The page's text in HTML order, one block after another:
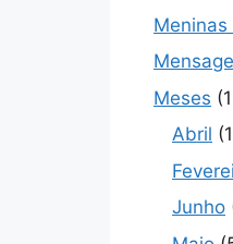
Meninas
Meses
Abril
Junho